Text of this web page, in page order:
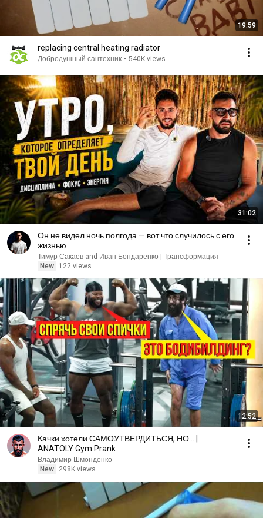
19:59
replacing central heating radiator
Добродушный сантехник • 540K views
31:02
Он не видел ночь полгода — вот что случилось с его
жизнью
Тимур Сакаев and Иван Бондаренко | Трансформация
New
122 views
12:52
Качки хотели САМОУТВЕРДИТЬСЯ, НО... |
ANATOLY Gym Prank
Владимир Шмонденко
New
298K views